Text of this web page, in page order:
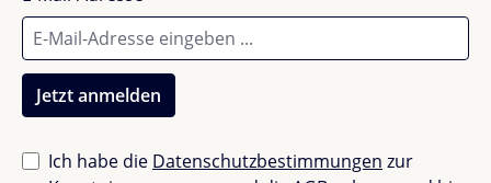
Jetzt anmelden
Ich habe die Datenschutzbestimmungen zur